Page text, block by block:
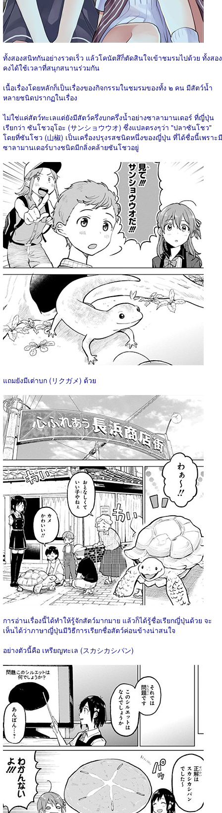
ทั้งสองสนิทกันอย่างรวดเร็ว แล้วโคนัตสึก็ตัดสินใจเข้าชมรมไปด้วย ทั้งสอง
คงได้ใช้เวลาที่สนุกสนานร่วมกัน
เนื้อเรื่องโดยหลักก็เป็นเรื่องของกิจกรรมในชมรมของทั้ง ๒ คน มีสัตว์น้ำ
หลายชนิดปรากฏในเรื่อง
ไม่ใช่แค่สัตว์ทะเลแต่ยังมีสัตว์ครึ่งบกครึ่งน้ำอย่างซาลามานเดอร์ ที่ญี่ปุ่น
เรียกว่า ซันโชวอุโอะ (サンショウウオ) ซึ่งแปลตรงๆว่า "ปลาซันโชว"
โดยที่ซันโชว (山椒) เป็นเครื่องปรุงรสชนิดหนึ่งของญี่ปุ่น ที่ได้ชื่อนี้เพราะมี
ซาลามานเดอร์บางชนิดมีกลิ่งคล้ายซันโชวอยู่
แถมยังมีเต่าบก (リクガメ) ด้วย
การอ่านเรื่องนี้ได้ทำให้รู้จักสัตว์มากมาย แล้วก็ได้รู้ชื่อเรียกญี่ปุ่นด้วย จะ
เห็นได้ว่าภาษาญี่ปุ่นมีวิธีการเรียกชื่อสัตว์ค่อนข้างน่าสนใจ
อย่างตัวนี้คือ เหรียญทะเล (スカシカシパン)